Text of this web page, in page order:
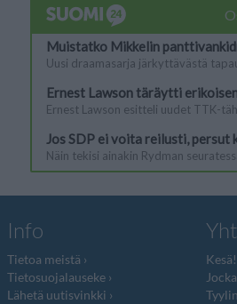
Info
Tietoa meistä
Tietosuojalauseke
Lähetä uutisvinkki
Kesä!
Jocka